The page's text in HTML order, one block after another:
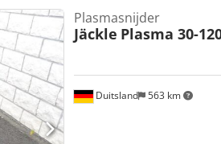
Duitsland 563 km
Plasmasnijder
Jäckle Plasma 30-